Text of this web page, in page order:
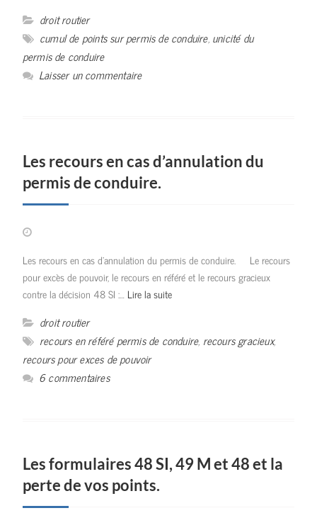
droit routier
cumul de points sur permis de conduire, unicité du
permis de conduire
Laisser un commentaire
Les recours en cas d’annulation du
permis de conduire.
Les recours en cas d’annulation du permis de conduire. Le recours
pour excès de pouvoir, le recours en référé et le recours gracieux
contre la décision 48 SI :… Lire la suite
droit routier
recours en référé permis de conduire, recours gracieux,
recours pour exces de pouvoir
6 commentaires
Les formulaires 48 SI, 49 M et 48 et la
perte de vos points.